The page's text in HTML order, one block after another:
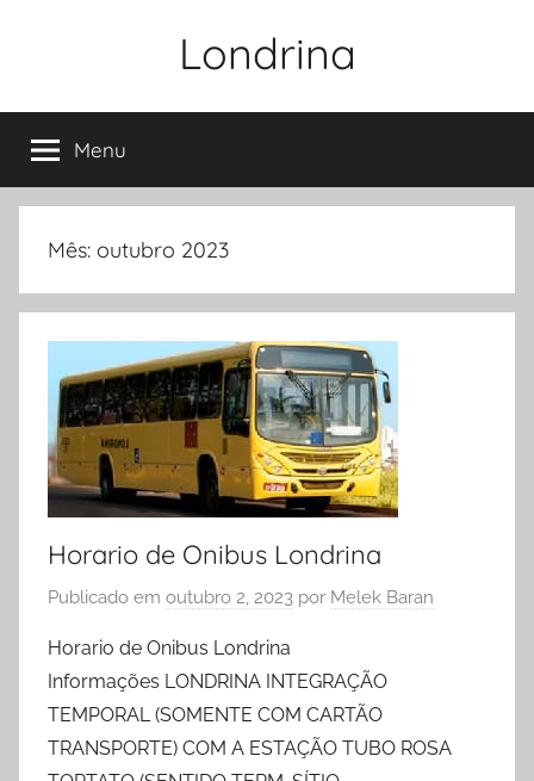
conteúdo
Londrina
Menu
Mês: outubro 2023
Horario de Onibus Londrina
Publicado em outubro 2, 2023 por Melek Baran
Horario de Onibus Londrina
Informações LONDRINA INTEGRAÇÃO
TEMPORAL (SOMENTE COM CARTÃO
TRANSPORTE) COM A ESTAÇÃO TUBO ROSA